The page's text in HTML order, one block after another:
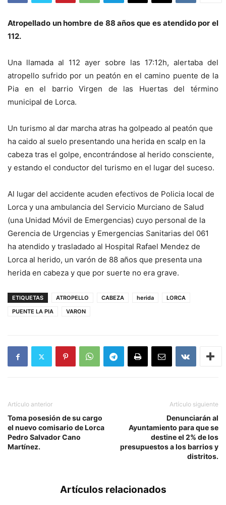
Atropellado un hombre de 88 años que es atendido por el
112.
Una llamada al 112 ayer sobre las 17:12h, alertaba del
atropello sufrido por un peatón en el camino puente de la
Pia en el barrio Virgen de las Huertas del término
municipal de Lorca.
Un turismo al dar marcha atras ha golpeado al peatón que
ha caido al suelo presentando una herida en scalp en la
cabeza tras el golpe, encontrándose al herido consciente,
y estando el conductor del turismo en el lugar del suceso.
Al lugar del accidente acuden efectivos de Policia local de
Lorca y una ambulancia del Servicio Murciano de Salud
(una Unidad Móvil de Emergencias) cuyo personal de la
Gerencia de Urgencias y Emergencias Sanitarias del 061
ha atendido y trasladado al Hospital Rafael Mendez de
Lorca al herido, un varón de 88 años que presenta una
herida en cabeza y que por suerte no era grave.
ETIQUETAS ATROPELLO CABEZA herida
LORCA
PUENTE LA PIA
VARON
Artículo anterior
Toma posesión de su cargo
el nuevo comisario de Lorca
Pedro Salvador Cano
Martínez.
Artículo siguiente
Denunciarán al
Ayuntamiento para que se
destine el 2% de los
presupuestos a los barrios y
distritos.
Artículos relacionados